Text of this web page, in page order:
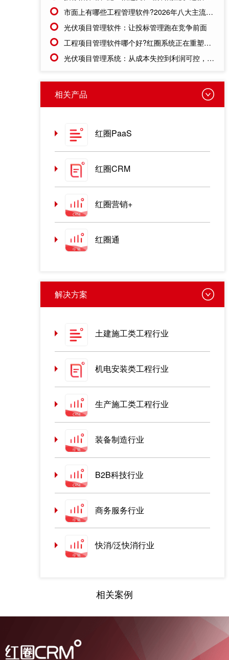
市面上有哪些工程管理软件?2026年八大主流工具深度盘点
光伏项目管理软件：让投标管理跑在竞争前面
工程项目管理软件哪个好?红圈系统正在重塑工程企业的"数字大脑"
光伏项目管理系统：从成本失控到利润可控，老板只需做对一步
相关产品
红圈PaaS
红圈CRM
红圈营销+
红圈通
解决方案
土建施工类工程行业
机电安装类工程行业
生产施工类工程行业
装备制造行业
B2B科技行业
商务服务行业
快消/泛快消行业
相关案例